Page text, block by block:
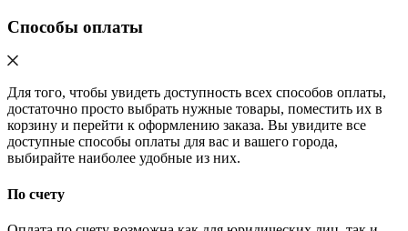
Способы оплаты
Для того, чтобы увидеть доступность всех способов оплаты,
достаточно просто выбрать нужные товары, поместить их в
корзину и перейти к оформлению заказа. Вы увидите все
доступные способы оплаты для вас и вашего города,
выбирайте наиболее удобные из них.
По счету